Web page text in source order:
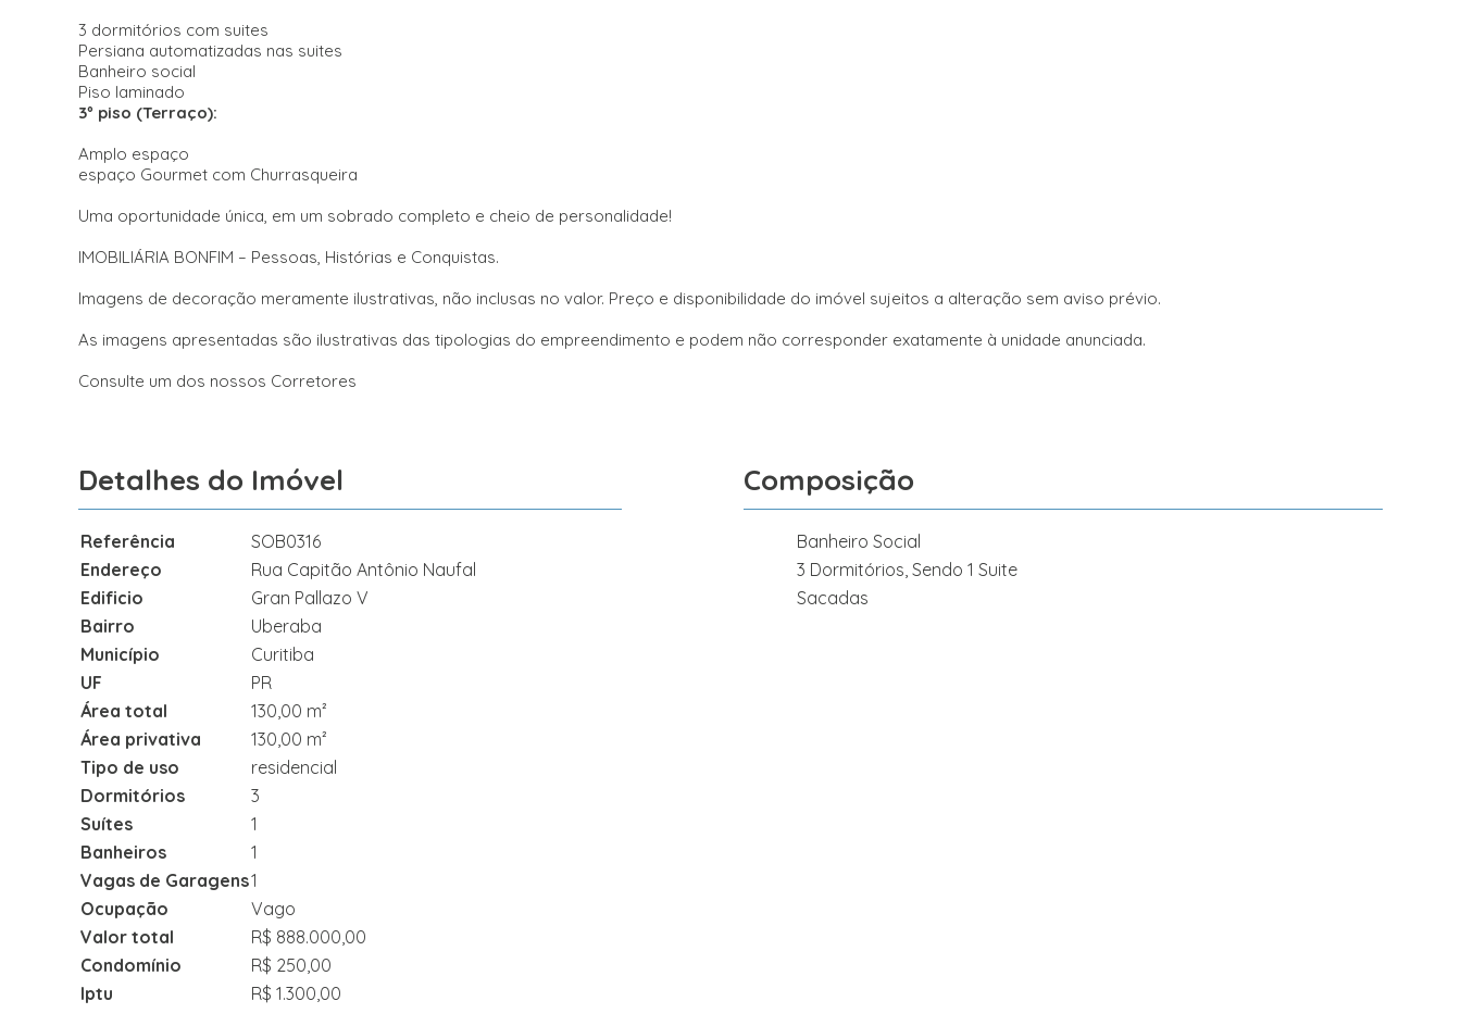
3 dormitórios com suites
Persiana automatizadas nas suites
Banheiro social
Piso laminado
3º piso (Terraço):
Amplo espaço
espaço Gourmet com Churrasqueira
Uma oportunidade única, em um sobrado completo e cheio de personalidade!
IMOBILIÁRIA BONFIM – Pessoas, Histórias e Conquistas.
Imagens de decoração meramente ilustrativas, não inclusas no valor. Preço e disponibilidade do imóvel sujeitos a alteração sem aviso prévio.
As imagens apresentadas são ilustrativas das tipologias do empreendimento e podem não corresponder exatamente à unidade anunciada.
Consulte um dos nossos Corretores
Detalhes do Imóvel
Referência
SOB0316
Endereço
Rua Capitão Antônio Naufal
Edificio
Gran Pallazo V
Bairro
Uberaba
Município
Curitiba
UF
PR
Área total
130,00 m²
Área privativa
130,00 m²
Tipo de uso
residencial
Dormitórios
3
Suítes
1
Banheiros
1
Vagas de Garagens1
Ocupação
Vago
Valor total
R$ 888.000,00
Condomínio
R$ 250,00
Iptu
R$ 1.300,00
Composição
Banheiro Social
3 Dormitórios, Sendo 1 Suite
Sacadas